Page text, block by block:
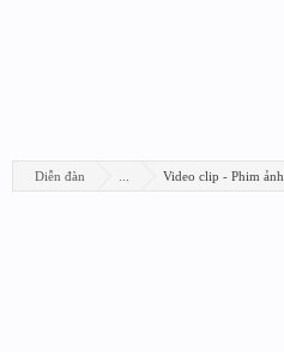
Diễn đàn Video clip - Phim ảnh